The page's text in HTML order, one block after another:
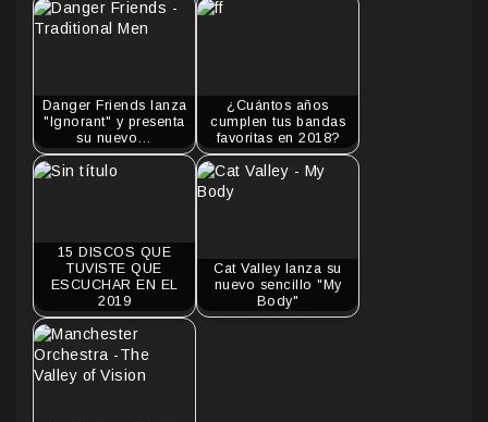
Danger Friends lanza
"Ignorant" y presenta
su nuevo…
¿Cuántos años
cumplen tus bandas
favoritas en 2018?
15 DISCOS QUE
TUVISTE QUE
ESCUCHAR EN EL
2019
Cat Valley lanza su
nuevo sencillo "My
Body"